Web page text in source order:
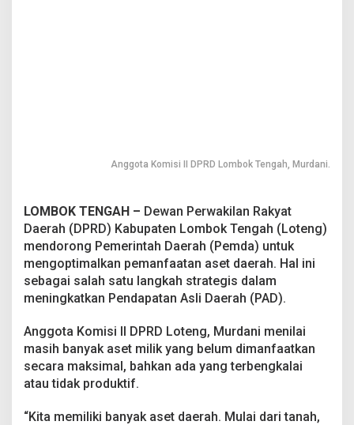
t
e
r
a
h
Anggota Komisi II DPRD Lombok Tengah, Murdani.
LOMBOK TENGAH – Dewan Perwakilan Rakyat
Daerah (DPRD) Kabupaten Lombok Tengah (Loteng)
mendorong Pemerintah Daerah (Pemda) untuk
mengoptimalkan pemanfaatan aset daerah. Hal ini
sebagai salah satu langkah strategis dalam
meningkatkan Pendapatan Asli Daerah (PAD).
Anggota Komisi II DPRD Loteng, Murdani menilai
masih banyak aset milik yang belum dimanfaatkan
secara maksimal, bahkan ada yang terbengkalai
atau tidak produktif.
“Kita memiliki banyak aset daerah. Mulai dari tanah,